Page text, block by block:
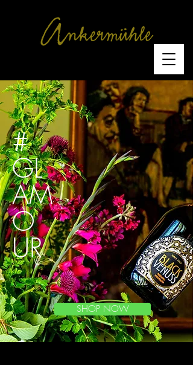
#
GL
AM
O
UR
SHOP NOW